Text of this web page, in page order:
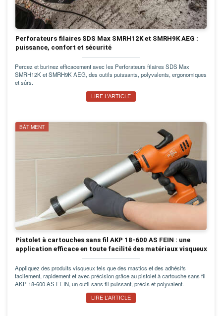
Perforateurs filaires SDS Max SMRH12K et SMRH9K AEG :
puissance, confort et sécurité
Percez et burinez efficacement avec les Perforateurs filaires SDS Max
SMRH12K et SMRH9K AEG, des outils puissants, polyvalents, ergonomiques
et sûrs.
LIRE L’ARTICLE
BÂTIMENT
Pistolet à cartouches sans fil AKP 18-600 AS FEIN : une
application efficace en toute facilité des matériaux visqueux
Appliquez des produits visqueux tels que des mastics et des adhésifs
facilement, rapidement et avec précision grâce au pistolet à cartouche sans fil
AKP 18-600 AS FEIN, un outil sans fil puissant, précis et polyvalent.
LIRE L’ARTICLE